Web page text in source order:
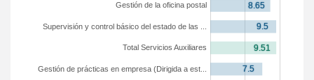
Gestión de prácticas en empresa (Dirigida a est...
Total Servicios Auxiliares
Supervisión y control básico del estado de las ...
Gestión de la oficina postal